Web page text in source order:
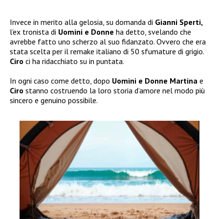
Invece in merito alla gelosia, su domanda di Gianni Sperti,
l’ex tronista di Uomini e Donne ha detto, svelando che
avrebbe fatto uno scherzo al suo fidanzato. Ovvero che era
stata scelta per il remake italiano di 50 sfumature di grigio.
Ciro ci ha ridacchiato su in puntata.
In ogni caso come detto, dopo Uomini e Donne Martina e
Ciro stanno costruendo la loro storia d’amore nel modo più
sincero e genuino possibile.